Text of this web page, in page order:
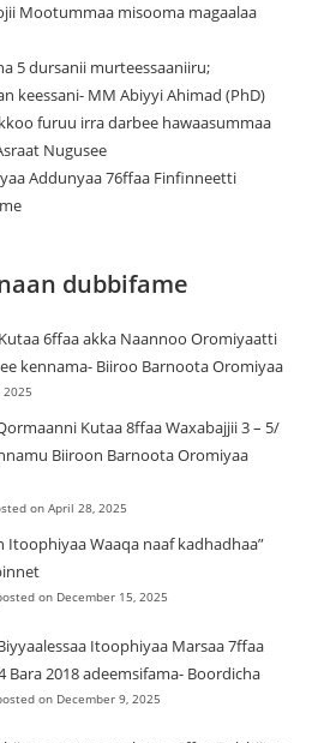
Mootummaa misooma magaalaa
5 dursanii murteessaaniiru;
keessani- MM Abiyyi Ahimad (PhD)
furuu irra darbee hawaasummaa
Nugusee
Addunyaa 76ffaa Finfinneetti
dubbifame
6ffaa akka Naannoo Oromiyaatti
kennama- Biiroo Barnoota Oromiyaa
2025
Kutaa 8ffaa Waxabajjii 3 – 5/
Biiroon Barnoota Oromiyaa
on April 28, 2025
Itoophiyaa Waaqa naaf kadhadhaa”
on December 15, 2025
Itoophiyaa Marsaa 7ffaa
Bara 2018 adeemsifama- Boordicha
on December 9, 2025